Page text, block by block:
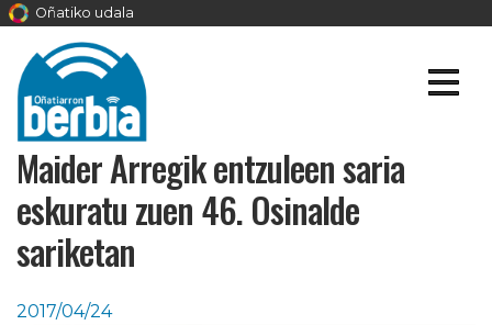
Oñatiko udala
Maider Arregik entzuleen saria
eskuratu zuen 46. Osinalde
sariketan
2017/04/24